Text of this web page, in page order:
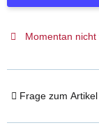
Momentan
Frage zum Artikel